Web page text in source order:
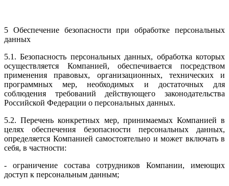
5 Обеспечение безопасности при обработке персональных
данных
5.1. Безопасность персональных данных, обработка которых
осуществляется Компанией, обеспечивается посредством
применения правовых, организационных, технических и
программных мер, необходимых и достаточных для
соблюдения требований действующего законодательства
Российской Федерации о персональных данных.
5.2. Перечень конкретных мер, принимаемых Компанией в
целях обеспечения безопасности персональных данных,
определяется Компанией самостоятельно и может включать в
себя, в частности:
- ограничение состава сотрудников Компании, имеющих
доступ к персональным данным;